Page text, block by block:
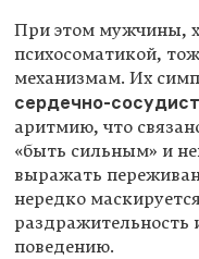
При этом мужчины,
психосоматикой,
механизмам. Их
сердечно-
аритмию, что
«быть сильным» и
выражать
нередко
раздражительность
поведению.